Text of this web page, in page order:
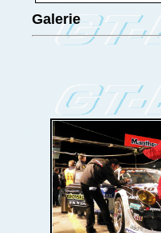
Galerie